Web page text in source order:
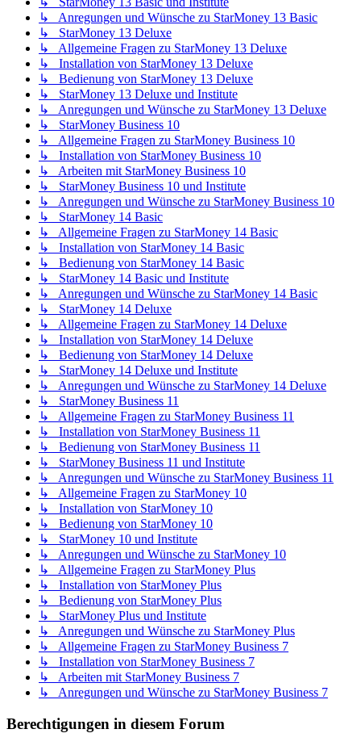
↳ Anregungen und Wünsche zu StarMoney 13 Basic
↳ StarMoney 13 Deluxe
↳ Allgemeine Fragen zu StarMoney 13 Deluxe
↳ Installation von StarMoney 13 Deluxe
↳ Bedienung von StarMoney 13 Deluxe
↳ StarMoney 13 Deluxe und Institute
↳ Anregungen und Wünsche zu StarMoney 13 Deluxe
↳ StarMoney Business 10
↳ Allgemeine Fragen zu StarMoney Business 10
↳ Installation von StarMoney Business 10
↳ Arbeiten mit StarMoney Business 10
↳ StarMoney Business 10 und Institute
↳ Anregungen und Wünsche zu StarMoney Business 10
↳ StarMoney 14 Basic
↳ Allgemeine Fragen zu StarMoney 14 Basic
↳ Installation von StarMoney 14 Basic
↳ Bedienung von StarMoney 14 Basic
↳ StarMoney 14 Basic und Institute
↳ Anregungen und Wünsche zu StarMoney 14 Basic
↳ StarMoney 14 Deluxe
↳ Allgemeine Fragen zu StarMoney 14 Deluxe
↳ Installation von StarMoney 14 Deluxe
↳ Bedienung von StarMoney 14 Deluxe
↳ StarMoney 14 Deluxe und Institute
↳ Anregungen und Wünsche zu StarMoney 14 Deluxe
↳ StarMoney Business 11
↳ Allgemeine Fragen zu StarMoney Business 11
↳ Installation von StarMoney Business 11
↳ Bedienung von StarMoney Business 11
↳ StarMoney Business 11 und Institute
↳ Anregungen und Wünsche zu StarMoney Business 11
↳ Allgemeine Fragen zu StarMoney 10
↳ Installation von StarMoney 10
↳ Bedienung von StarMoney 10
↳ StarMoney 10 und Institute
↳ Anregungen und Wünsche zu StarMoney 10
↳ Allgemeine Fragen zu StarMoney Plus
↳ Installation von StarMoney Plus
↳ Bedienung von StarMoney Plus
↳ StarMoney Plus und Institute
↳ Anregungen und Wünsche zu StarMoney Plus
↳ Allgemeine Fragen zu StarMoney Business 7
↳ Installation von StarMoney Business 7
↳ Arbeiten mit StarMoney Business 7
↳ Anregungen und Wünsche zu StarMoney Business 7
Berechtigungen in diesem Forum